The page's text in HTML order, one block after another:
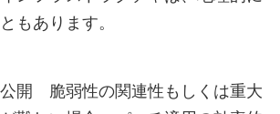
もあります。
開 脆弱性の関連性もしくは重大